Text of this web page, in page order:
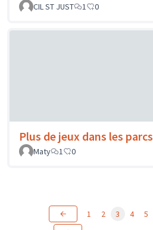
CIL ST JUST
1 0
Plus de jeux dans les parcs
Maty
1 0
1 2 3 4 5